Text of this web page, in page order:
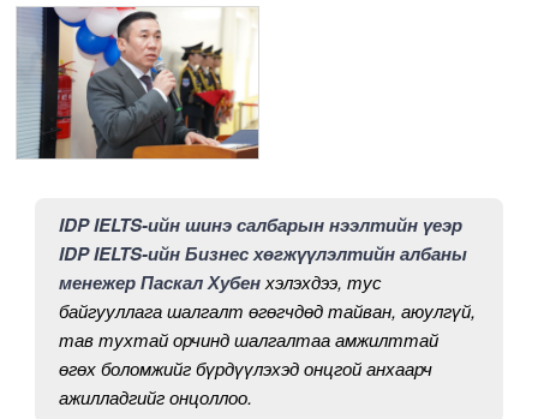
IDP IELTS-ийн шинэ салбарын нээлтийн үеэр
IDP IELTS-ийн Бизнес хөгжүүлэлтийн албаны
менежер Паскал Хубенхэлэхдээ, тус
байгууллага шалгалт өгөгчдөд тайван, аюулгүй,
тав тухтай орчинд шалгалтаа амжилттай
өгөх боломжийг бүрдүүлэхэд онцгой анхаарч
ажилладгийг онцоллоо.